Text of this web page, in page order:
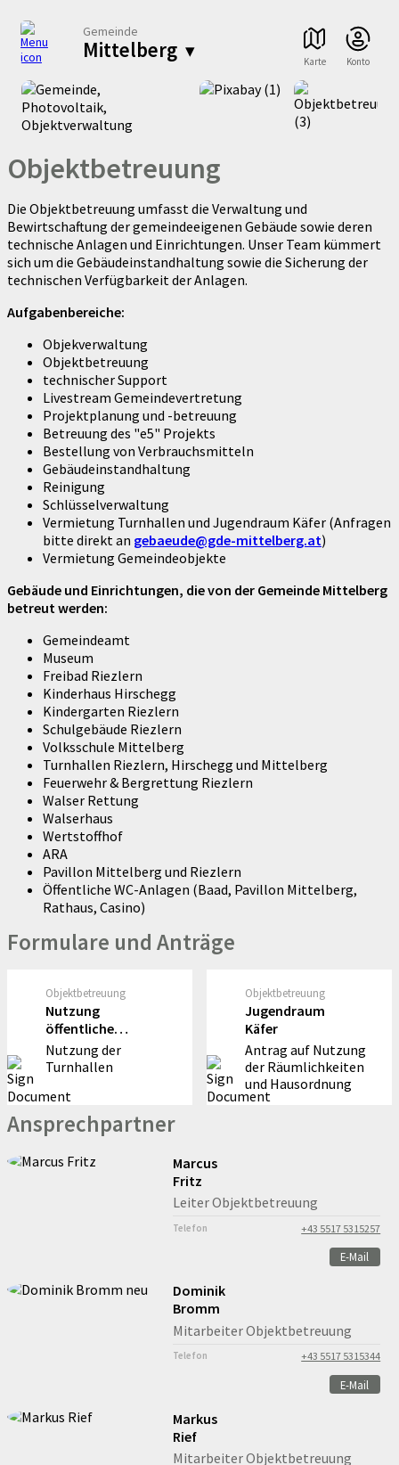
Gemeinde
Mittelberg ▾ Karte Konto
Objektbetreuung
Die Objektbetreuung umfasst die Verwaltung und
Bewirtschaftung der gemeindeeigenen Gebäude sowie deren
technische Anlagen und Einrichtungen. Unser Team kümmert
sich um die Gebäudeinstandhaltung sowie die Sicherung der
technischen Verfügbarkeit der Anlagen.
Aufgabenbereiche:
Objekverwaltung
Objektbetreuung
technischer Support
Livestream Gemeindevertretung
Projektplanung und -betreuung
Betreuung des "e5" Projekts
Bestellung von Verbrauchsmitteln
Gebäudeinstandhaltung
Reinigung
Schlüsselverwaltung
Vermietung Turnhallen und Jugendraum Käfer (Anfragen
bitte direkt an gebaeude@gde-mittelberg.at)
Vermietung Gemeindeobjekte
Gebäude und Einrichtungen, die von der Gemeinde Mittelberg
betreut werden:
Gemeindeamt
Museum
Freibad Riezlern
Kinderhaus Hirschegg
Kindergarten Riezlern
Schulgebäude Riezlern
Volksschule Mittelberg
Turnhallen Riezlern, Hirschegg und Mittelberg
Feuerwehr & Bergrettung Riezlern
Walser Rettung
Walserhaus
Wertstoffhof
ARA
Pavillon Mittelberg und Riezlern
Öffentliche WC-Anlagen (Baad, Pavillon Mittelberg,
Rathaus, Casino)
Formulare und Anträge
Objektbetreuung
Nutzung
öffentliche
Räumlichkeiten
Nutzung der
Turnhallen
Objektbetreuung
Jugendraum
Käfer
Antrag auf Nutzung
der Räumlichkeiten
und Hausordnung
Ansprechpartner
Marcus
Fritz
Leiter Objektbetreuung
Telefon +43 5517 5315257
E-Mail
Dominik
Bromm
Mitarbeiter Objektbetreuung
Telefon +43 5517 5315344
E-Mail
Markus
Rief
Mitarbeiter Objektbetreuung